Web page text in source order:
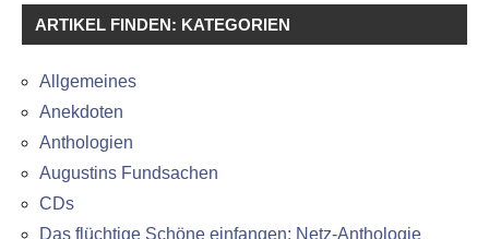
ARTIKEL FINDEN: KATEGORIEN
Allgemeines
Anekdoten
Anthologien
Augustins Fundsachen
CDs
Das flüchtige Schöne einfangen: Netz-Anthologie